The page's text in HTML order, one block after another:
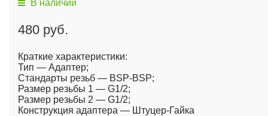
В наличии
480 руб.
Краткие характеристики:
Тип — Адаптер;
Стандарты резьб — BSP-BSP;
Размер резьбы 1 — G1/2;
Размер резьбы 2 — G1/2;
Конструкция адаптера — Штуцер-Гайка